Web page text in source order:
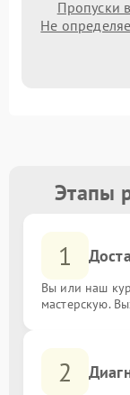
Пропуски
Не
Этапы
1
Вы или наш
мастерскую.
2